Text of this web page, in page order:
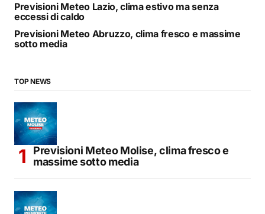
Previsioni Meteo Lazio, clima estivo ma senza
eccessi di caldo
Previsioni Meteo Abruzzo, clima fresco e massime
sotto media
TOP NEWS
Previsioni Meteo Molise, clima fresco e
massime sotto media